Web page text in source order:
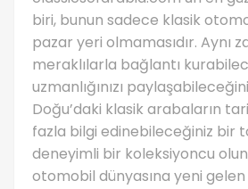
biri, bunun sadece klasik
pazar yeri olmamasıdır. Aynı
meraklılarla bağlantı
uzmanlığınızı
Doğu’daki klasik arabaların
fazla bilgi edinebileceğiniz bir
deneyimli bir koleksiyoncu
otomobil dünyasına yeni